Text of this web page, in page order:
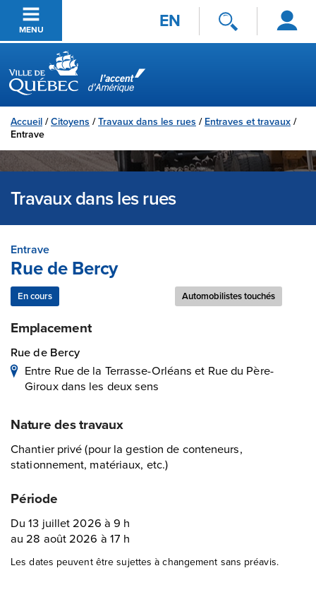
Passer au contenu principal
MENU EN
Se
connecter
Ville de Québec
Accueil /Citoyens /Travaux dans les rues / Entraves et travaux /
Entrave
Travaux dans les rues
Entrave
Rue de Bercy
En cours Automobilistes touchés
Emplacement
Rue de Bercy
Entre Rue de la Terrasse-Orléans et Rue du Père-
Giroux dans les deux sens
Nature des travaux
Chantier privé (pour la gestion de conteneurs,
stationnement, matériaux, etc.)
Période
Du 13 juillet 2026 à 9 h
au 28 août 2026 à 17 h
Les dates peuvent être sujettes à changement sans préavis.